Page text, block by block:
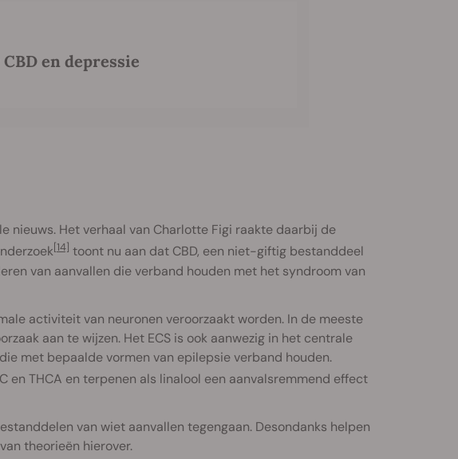
en depressie
nieuws. Het verhaal van Charlotte Figi raakte daarbij de
[14] toont nu aan dat CBD, een niet-giftig bestanddeel
van aanvallen die verband houden met het syndroom van
activiteit van neuronen veroorzaakt worden. In de meeste
aan te wijzen. Het ECS is ook aanwezig in het centrale
met bepaalde vormen van epilepsie verband houden.
en THCA en terpenen als linalool een aanvalsremmend effect
van wiet aanvallen tegengaan. Desondanks helpen
theorieën hierover.